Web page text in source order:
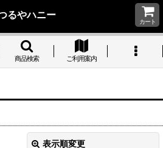
るやハニー
カート
商品検索 ご利用案内
表示順変更